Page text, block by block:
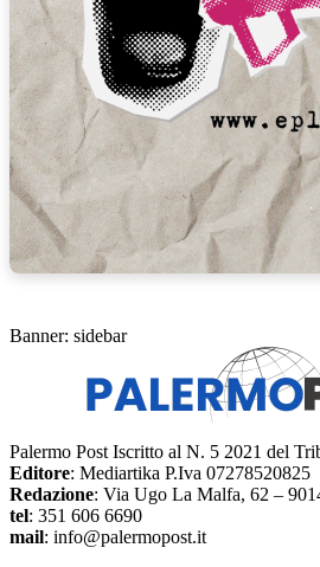
Banner: sidebar
Palermo Post Iscritto al N. 5 2021 del
Editore: Mediartika P.Iva 07278520825
Redazione: Via Ugo La Malfa, 62 –
tel: 351 606 6690
mail: info@palermopost.it